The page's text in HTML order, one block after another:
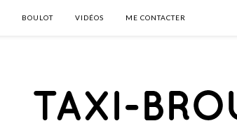
BOULOT VIDÉOS ME CONTACTER